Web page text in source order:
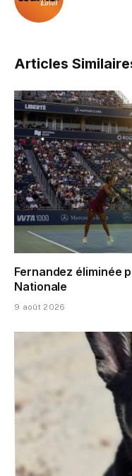
Articles
Fernandez éliminée
Nationale
9 août 2026